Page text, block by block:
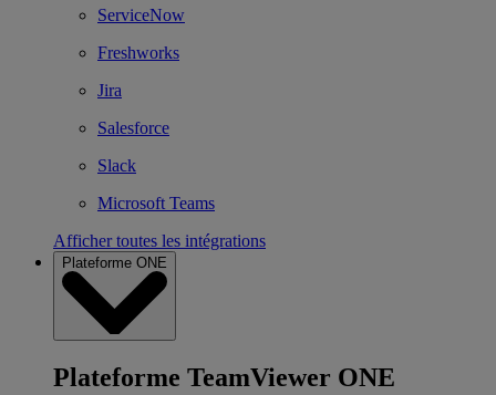
ServiceNow
Freshworks
Jira
Salesforce
Slack
Microsoft Teams
Afficher toutes les intégrations
Plateforme ONE
Plateforme TeamViewer ONE